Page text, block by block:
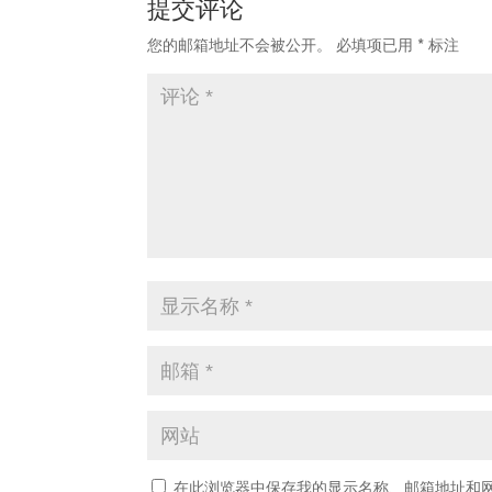
提交评论
您的邮箱地址不会被公开。 必填项已用 * 标注
在此浏览器中保存我的显示名称、邮箱地址和